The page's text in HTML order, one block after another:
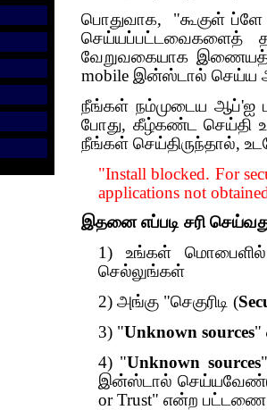
பொதுவாக, "கூகுள் ப்ளே
செய்யப்பட்டவைகளைத்
வேறுவகையாக
mobile இன்ஸ்டால் செய்ய
நீங்கள் நம்முடைய ஆப்'ஐ
போது, கீழ்கண்ட செய்தி
நீங்கள் செய்திருந்தால்,
"Install blocked. For
applications not
இதனை எப்படி சரி
1) உங்கள்
செல்லுங்கள்
2) அங்கு "செகுரிடி (
3) "Unknown sources"
4) "Unknown sources
இன்ஸ்டால்
or Trust" என்ற